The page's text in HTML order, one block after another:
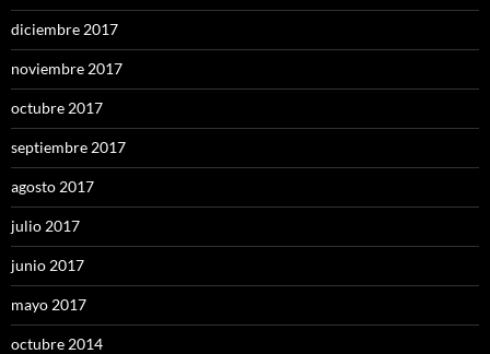
diciembre 2017
noviembre 2017
octubre 2017
septiembre 2017
agosto 2017
julio 2017
junio 2017
mayo 2017
octubre 2014